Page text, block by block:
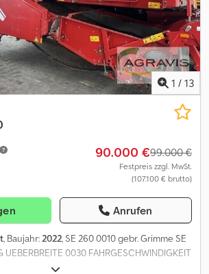
Rübe-Zellenrad,Abdeckring,Auswurfpin
aus Hardox-Stahl (0210) und
(0220) an der Unterseite des
und Warntafeln (0240) B.Anleitung
(0250) Ohne Bedienterminal (0260)
Matrix-Saat-18 Reihen (0280) Variabler
(0290) neben der Fahrgasse
1 / 13
90.000 €99.000 €
Festpreis zzgl. MwSt.
(107.100 € brutto)
Anrufen
, Baujahr: 2022, SE 260 0010 gebr. Grimme SE
0030 FAHRGESCHWINDIGKEIT
M BRE VERST 3300BR. 0050 ZUT AC M